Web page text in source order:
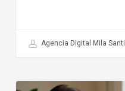
Agencia Digital Mila